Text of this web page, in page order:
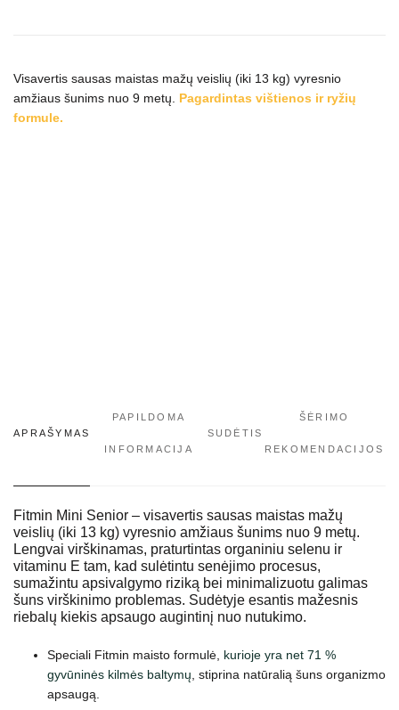
Visavertis sausas maistas mažų veislių (iki 13 kg) vyresnio
amžiaus šunims nuo 9 metų. Pagardintas vištienos ir ryžių
formule.
APRAŠYMAS
PAPILDOMA
INFORMACIJA
SUDĖTIS
ŠĖRIMO
REKOMENDACIJOS
Fitmin Mini Senior – visavertis sausas maistas mažų
veislių (iki 13 kg) vyresnio amžiaus šunims nuo 9 metų.
Lengvai virškinamas, praturtintas organiniu selenu ir
vitaminu E tam, kad sulėtintu senėjimo procesus,
sumažintu apsivalgymo riziką bei minimalizuotu galimas
šuns virškinimo problemas. Sudėtyje esantis mažesnis
riebalų kiekis apsaugo augintinį nuo nutukimo.
Speciali Fitmin maisto formulė, kurioje yra net 71 %
gyvūninės kilmės baltymų, stiprina natūralią šuns organizmo
apsaugą.